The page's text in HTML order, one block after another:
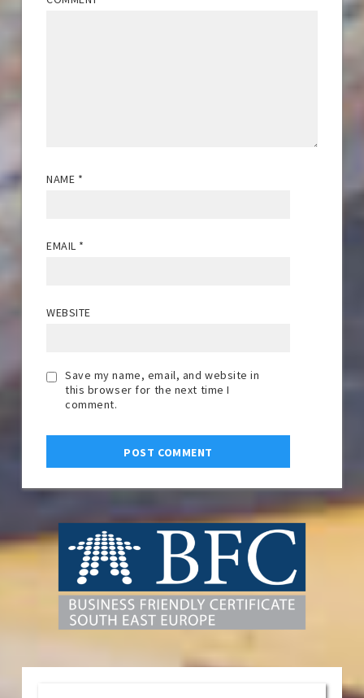
NAME *
EMAIL *
WEBSITE
Save my name, email, and website in
this browser for the next time I
comment.